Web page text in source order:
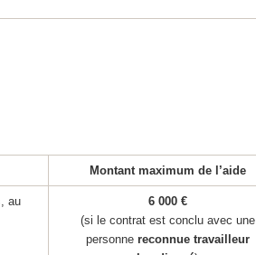
Montant maximum de l’aide
au
6 000 €
(si le contrat est conclu avec une
personne reconnue travailleur